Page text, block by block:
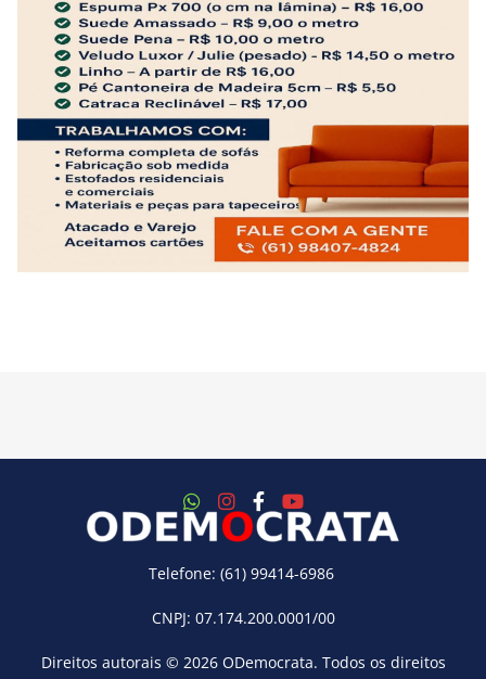
Telefone: (61) 99414-6986
CNPJ: 07.174.200.0001/00
Direitos autorais © 2026 ODemocrata. Todos os direitos